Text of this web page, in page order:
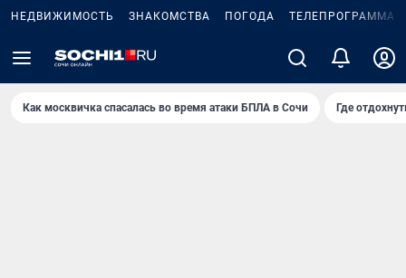
НЕДВИЖИМОСТЬ ЗНАКОМСТВА ПОГОДА ТЕЛЕПРОГРАММА
Как москвичка спасалась во время атаки БПЛА в Сочи Где